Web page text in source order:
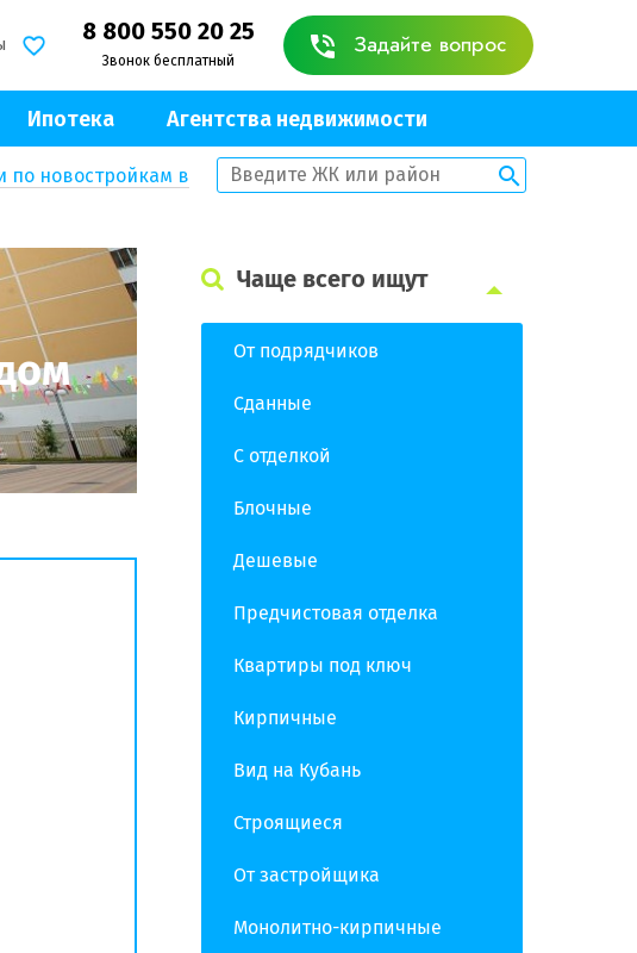
8 800 550 20 25
Звонок бесплатный
Задайте вопрос
Ипотека Агентства недвижимости
по новостройкам в
Чаще всего ищут
От подрядчиков
Сданные
С отделкой
Блочные
Дешевые
Предчистовая отделка
Квартиры под ключ
Кирпичные
Вид на Кубань
Строящиеся
От застройщика
Монолитно-кирпичные